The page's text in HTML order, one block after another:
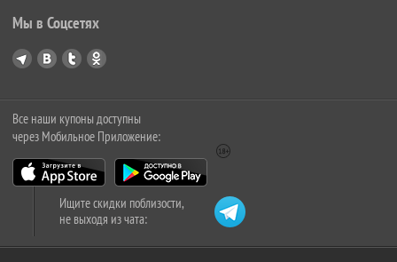
Мы в Соцсетях
Все наши купоны доступны
через Мобильное Приложение:
Ищите скидки поблизости,
не выходя из чата: